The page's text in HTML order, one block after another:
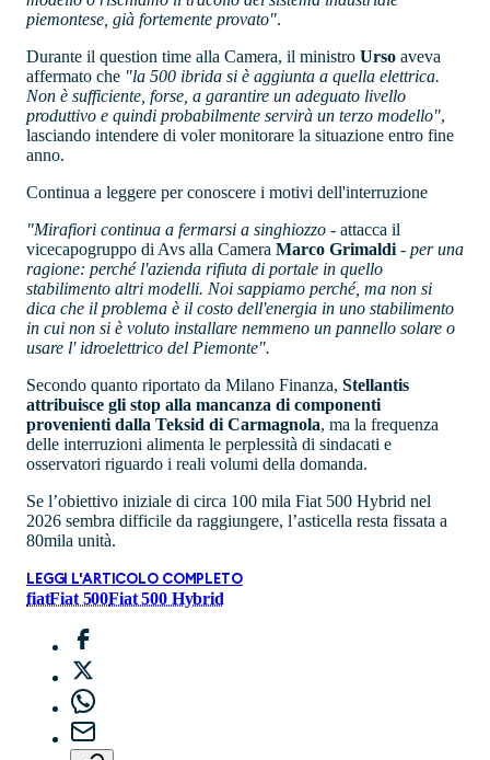
piemontese, già fortemente provato".
Durante il question time alla Camera, il ministro Urso aveva
affermato che "la 500 ibrida si è aggiunta a quella elettrica.
Non è sufficiente, forse, a garantire un adeguato livello
produttivo e quindi probabilmente servirà un terzo modello",
lasciando intendere di voler monitorare la situazione entro fine
anno.
Continua a leggere per conoscere i motivi dell'interruzione
"Mirafiori continua a fermarsi a singhiozzo - attacca il
vicecapogruppo di Avs alla Camera Marco Grimaldi- per una
ragione: perché l'azienda rifiuta di portale in quello
stabilimento altri modelli. Noi sappiamo perché, ma non si
dica che il problema è il costo dell'energia in uno stabilimento
in cui non si è voluto installare nemmeno un pannello solare o
usare l' idroelettrico del Piemonte".
Secondo quanto riportato da Milano Finanza, Stellantis
attribuisce gli stop alla mancanza di componenti
provenienti dalla Teksid di Carmagnola, ma la frequenza
delle interruzioni alimenta le perplessità di sindacati e
osservatori riguardo i reali volumi della domanda.
Se l’obiettivo iniziale di circa 100 mila Fiat 500 Hybrid nel
2026 sembra difficile da raggiungere, l’asticella resta fissata a
80mila unità.
LEGGI L'ARTICOLO COMPLETO
fiatFiat 500Fiat 500 Hybrid